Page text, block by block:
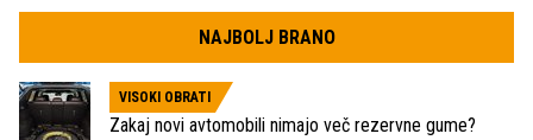
NAJBOLJ BRANO
VISOKI OBRATI
Zakaj novi avtomobili nimajo več rezervne gume?